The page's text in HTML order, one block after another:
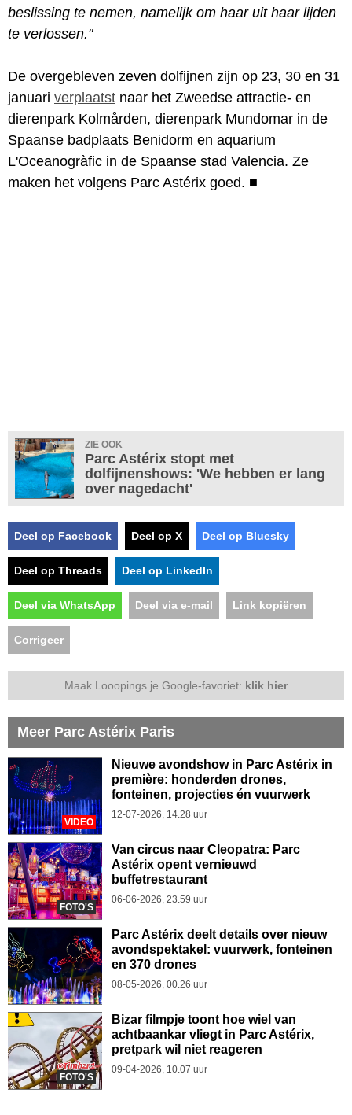
beslissing te nemen, namelijk om haar uit haar lijden
te verlossen."
De overgebleven zeven dolfijnen zijn op 23, 30 en 31
januari verplaatst naar het Zweedse attractie- en
dierenpark Kolmården, dierenpark Mundomar in de
Spaanse badplaats Benidorm en aquarium
L'Oceanogràfic in de Spaanse stad Valencia. Ze
maken het volgens Parc Astérix goed. ■
ZIE OOK
Parc Astérix stopt met
dolfijnenshows: 'We hebben er lang
over nagedacht'
Deel op Facebook Deel op X Deel op Bluesky
Deel op Threads Deel op LinkedIn
Deel via WhatsApp Deel via e-mail Link kopiëren
Corrigeer
Maak Looopings je Google-favoriet: klik hier
Meer Parc Astérix Paris
VIDEO
Nieuwe avondshow in Parc Astérix in
première: honderden drones,
fonteinen, projecties én vuurwerk
12-07-2026, 14.28 uur
FOTO'S
Van circus naar Cleopatra: Parc
Astérix opent vernieuwd
buffetrestaurant
06-06-2026, 23.59 uur
Parc Astérix deelt details over nieuw
avondspektakel: vuurwerk, fonteinen
en 370 drones
08-05-2026, 00.26 uur
FOTO'S
Bizar filmpje toont hoe wiel van
achtbaankar vliegt in Parc Astérix,
pretpark wil niet reageren
09-04-2026, 10.07 uur